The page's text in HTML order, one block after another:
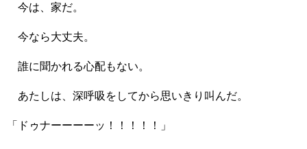
今は、家だ。
今なら大丈夫。
誰に聞かれる心配もない。
あたしは、深呼吸をしてから思いきり叫んだ。
「ドゥナーーーーッ！！！！！」